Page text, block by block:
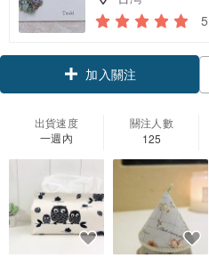
5
加入關注
出貨速度
一週內
關注人數
125